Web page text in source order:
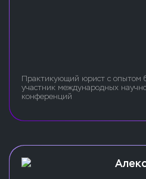
Практикующий юрист с опытом
участник международных
конференций